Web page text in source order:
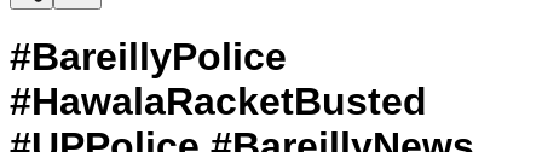
#BareillyPolice
#HawalaRacketBusted